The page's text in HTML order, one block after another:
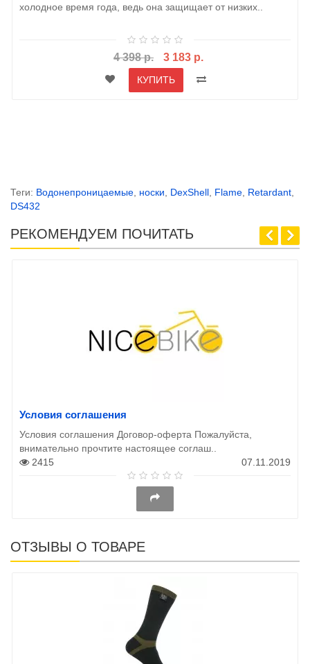
холодное время года, ведь она защищает от низких..
4 398 р. 3 183 р.
КУПИТЬ
Теги: Водонепроницаемые носки DexShell Flame Retardant
DS432
РЕКОМЕНДУЕМ ПОЧИТАТЬ
Условия соглашения
Условия соглашения Договор-оферта Пожалуйста,
внимательно прочтите настоящее соглаш..
2415
07.11.2019
ОТЗЫВЫ О ТОВАРЕ